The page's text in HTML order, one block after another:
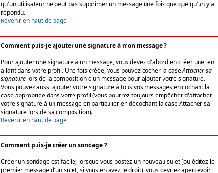
qu'un utilisateur ne peut pas supprimer un message une fois que quelqu'un y a
répondu.
Revenir en haut de page
Comment puis-je ajouter une signature à mon message ?
Pour ajouter une signature à un message, vous devez d'abord en créer une, en
allant dans votre profil. Une fois créée, vous pouvez cocher la caseAttacher sa
signature lors de la composition d'un message pour ajouter votre signature.
Vous pouvez aussi ajouter votre signature à tous vos messages en cochant la
case appropriée dans votre profil (vous pourrez toujours empêcher d'attacher
votre signature à un message en particulier en décochant la case Attacher sa
signature lors de sa composition).
Revenir en haut de page
Comment puis-je créer un sondage ?
Créer un sondage est facile; lorsque vous postez un nouveau sujet (ou éditez le
premier message d'un sujet, si vous en avez le droit), vous devriez apercevoir